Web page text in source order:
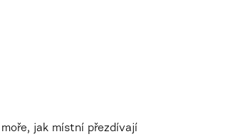
jak místní přezdívají